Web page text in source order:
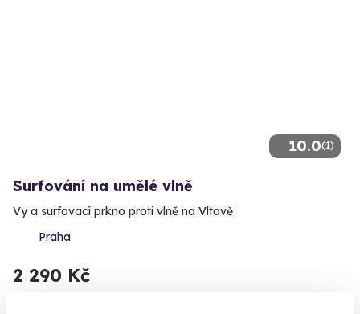
10.0(1)
Surfování na umělé vlně
Vy a surfovací prkno proti vlně na Vltavě
Praha
2 290 Kč